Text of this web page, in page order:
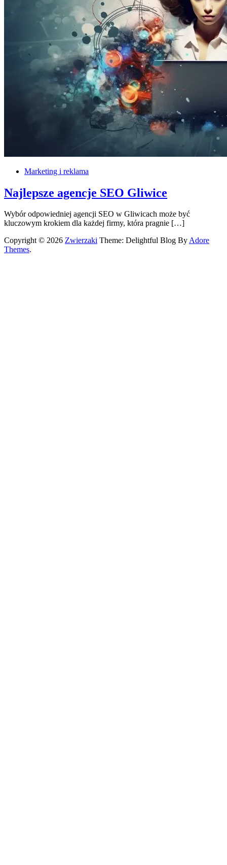
Marketing i reklama
Najlepsze agencje SEO Gliwice
Wybór odpowiedniej agencji SEO w Gliwicach może być
kluczowym krokiem dla każdej firmy, która pragnie […]
Copyright © 2026 Zwierzaki Theme: Delightful Blog ByAdore
Themes.